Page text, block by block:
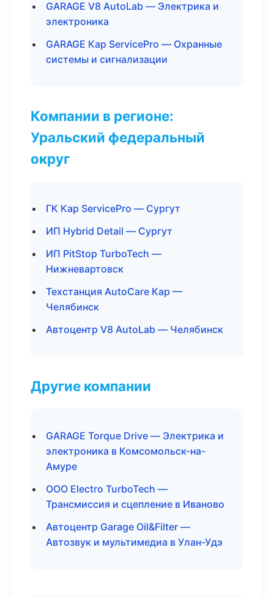
GARAGE V8 AutoLab — Электрика и
электроника
GARAGE Кар ServicePro — Охранные
системы и сигнализации
Компании в регионе:
Уральский федеральный
округ
ГК Кар ServicePro — Сургут
ИП Hybrid Detail — Сургут
ИП PitStop TurboTech —
Нижневартовск
Техстанция AutoCare Кар —
Челябинск
Автоцентр V8 AutoLab — Челябинск
Другие компании
GARAGE Torque Drive — Электрика и
электроника в Комсомольск-на-
Амуре
ООО Electro TurboTech —
Трансмиссия и сцепление в Иваново
Автоцентр Garage Oil&Filter —
Автозвук и мультимедиа в Улан-Удэ